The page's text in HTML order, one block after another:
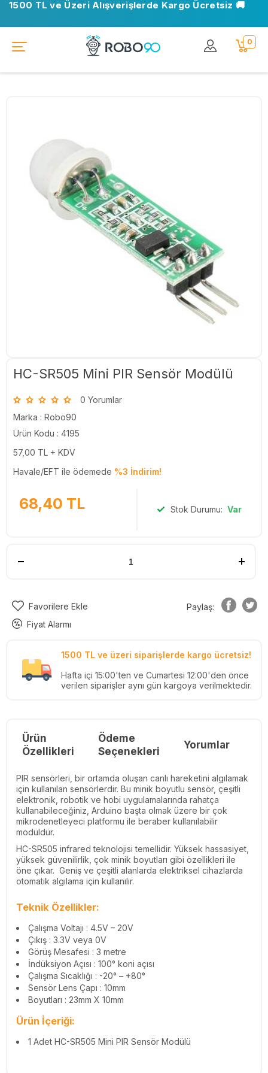
1500 TL ve Üzeri Alışverişlerde Kargo Ücretsiz 🚚
0
HC-SR505 Mini PIR Sensör Modülü
0 Yorumlar
Marka : Robo90
Ürün Kodu : 4195
57,00 TL + KDV
Havale/EFT ile ödemede %3 İndirim!
68,40 TL Stok Durumu: Var
Favorilere Ekle
Fiyat Alarmı
Paylaş:
1500 TL ve üzeri siparişlerde kargo ücretsiz!
Hafta içi 15:00'ten ve Cumartesi 12:00'den önce
verilen siparişler aynı gün kargoya verilmektedir.
Ürün
Özellikleri
Ödeme
Seçenekleri
Yorumlar
PIR sensörleri, bir ortamda oluşan canlı hareketini algılamak
için kullanılan sensörlerdir. Bu minik boyutlu sensör, çeşitli
elektronik, robotik ve hobi uygulamalarında rahatça
kullanabileceğiniz, Arduino başta olmak üzere bir çok
mikrodenetleyeci platformu ile beraber kullanılabilir
modüldür.
HC-SR505 infrared teknolojisi temellidir. Yüksek hassasiyet,
yüksek güvenilirlik, çok minik boyutları gibi özellikleri ile
öne çıkar. Geniş ve çeşitli alanlarda elektriksel cihazlarda
otomatik algılama için kullanılır.
Teknik Özellikler:
Çalışma Voltajı : 4.5V – 20V
Çıkış : 3.3V veya 0V
Görüş Mesafesi : 3 metre
İndüksiyon Açısı : 100° koni açısı
Çalışma Sıcaklığı : -20° – +80°
Sensör Lens Çapı : 10mm
Boyutları : 23mm X 10mm
Ürün İçeriği:
1 Adet HC-SR505 Mini PIR Sensör Modülü